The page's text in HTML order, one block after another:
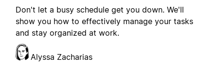
Don't let a busy schedule get you down. We'll
show you how to effectively manage your tasks
and stay organized at work.
Alyssa Zacharias